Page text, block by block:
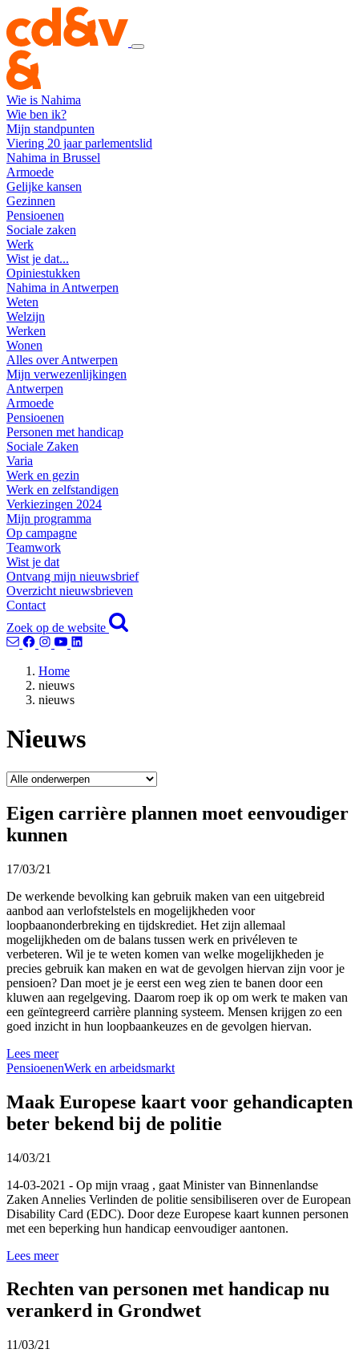
Wie is Nahima
Wie ben ik?
Mijn standpunten
Viering 20 jaar parlementslid
Nahima in Brussel
Armoede
Gelijke kansen
Gezinnen
Pensioenen
Sociale zaken
Werk
Wist je dat...
Opiniestukken
Nahima in Antwerpen
Weten
Welzijn
Werken
Wonen
Alles over Antwerpen
Mijn verwezenlijkingen
Antwerpen
Armoede
Pensioenen
Personen met handicap
Sociale Zaken
Varia
Werk en gezin
Werk en zelfstandigen
Verkiezingen 2024
Mijn programma
Op campagne
Teamwork
Wist je dat
Ontvang mijn nieuwsbrief
Overzicht nieuwsbrieven
Contact
Zoek op de website
Home
nieuws
nieuws
Nieuws
Eigen carrière plannen moet eenvoudiger
kunnen
17/03/21
De werkende bevolking kan gebruik maken van een uitgebreid
aanbod aan verlofstelstels en mogelijkheden voor
loopbaanonderbreking en tijdskrediet. Het zijn allemaal
mogelijkheden om de balans tussen werk en privéleven te
verbeteren. Wil je te weten komen van welke mogelijkheden je
precies gebruik kan maken en wat de gevolgen hiervan zijn voor je
pensioen? Dan moet je je eerst een weg zien te banen door een
kluwen aan regelgeving. Daarom roep ik op om werk te maken van
een geïntegreerd carrière planning systeem. Mensen krijgen zo een
goed inzicht in hun loopbaankeuzes en de gevolgen hiervan.
Lees meer
PensioenenWerk en arbeidsmarkt
Maak Europese kaart voor gehandicapten
beter bekend bij de politie
14/03/21
14-03-2021 - Op mijn vraag , gaat Minister van Binnenlandse
Zaken Annelies Verlinden de politie sensibiliseren over de European
Disability Card (EDC). Door deze Europese kaart kunnen personen
met een beperking hun handicap eenvoudiger aantonen.
Lees meer
Rechten van personen met handicap nu
verankerd in Grondwet
11/03/21